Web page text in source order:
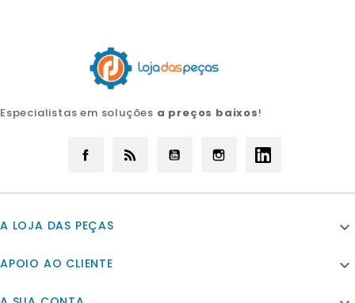
Especialistas em soluções a preços baixos!
Facebook YouTube Instagram
A LOJA DAS PEÇAS 
APOIO AO CLIENTE 